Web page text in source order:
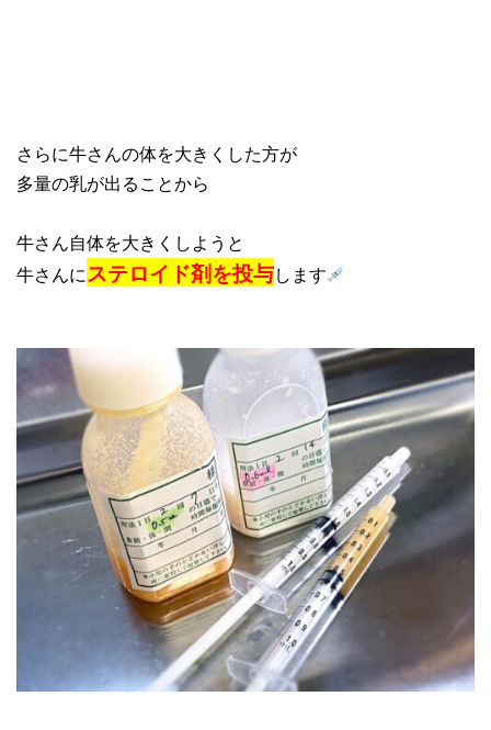
さらに牛さんの体を大きくした方が
多量の乳が出ることから
牛さん自体を大きくしようと
牛さんにステロイド剤を投与します